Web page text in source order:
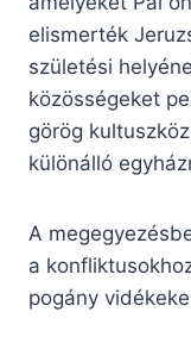
elismerték
születési
közösségeket
görög
különálló
A
a
pogány